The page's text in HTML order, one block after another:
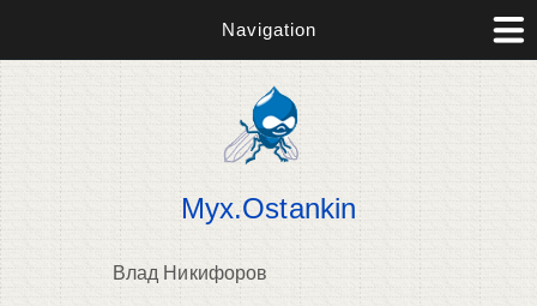
Navigation
Myx.Ostankin
Влад Никифоров